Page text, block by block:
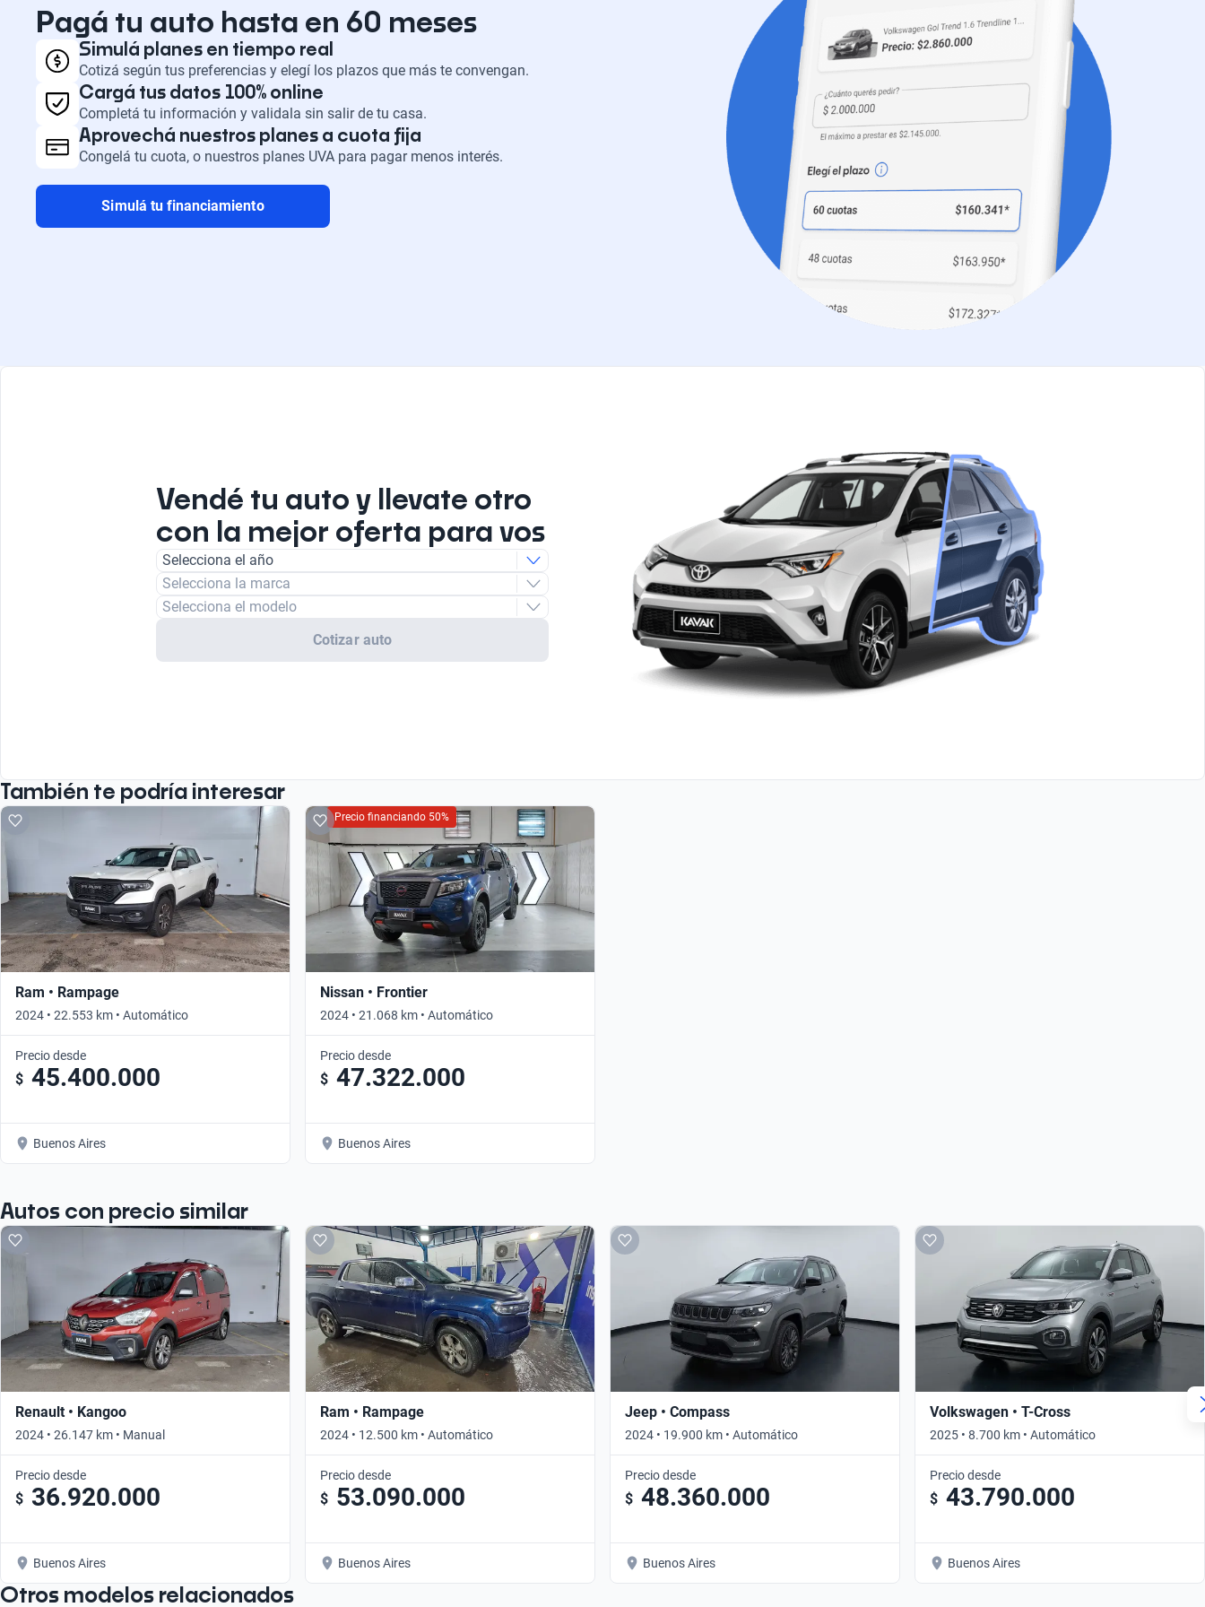
Pagá tu auto hasta en 60 meses
Simulá planes en tiempo real
Cotizá según tus preferencias y elegí los plazos que más te convengan.
Cargá tus datos 100% online
Completá tu información y validala sin salir de tu casa.
Aprovechá nuestros planes a cuota fija
Congelá tu cuota, o nuestros planes UVA para pagar menos interés.
Simulá tu financiamiento
Vendé tu auto y llevate otro
con la mejor oferta para vos
Selecciona el año
Selecciona la marca
Selecciona el modelo
Cotizar auto
También te podría interesar
Ram • Rampage
2024 • 22.553 km • Automático
Precio desde
$ 45.400.000
Buenos Aires
Precio financiando 50%
Nissan • Frontier
2024 • 21.068 km • Automático
Precio desde
$ 47.322.000
Buenos Aires
Autos con precio similar
Renault • Kangoo
2024 • 26.147 km • Manual
Precio desde
$ 36.920.000
Buenos Aires
Ram • Rampage
2024 • 12.500 km • Automático
Precio desde
$ 53.090.000
Buenos Aires
Jeep • Compass
2024 • 19.900 km • Automático
Precio desde
$ 48.360.000
Buenos Aires
Volkswagen • T-Cross
2025 • 8.700 km • Automático
Precio desde
$ 43.790.000
Buenos Aires
Otros modelos relacionados